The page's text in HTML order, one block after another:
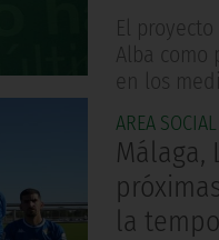
El
Alba
en los
AREA SOCIAL
Málaga,
la